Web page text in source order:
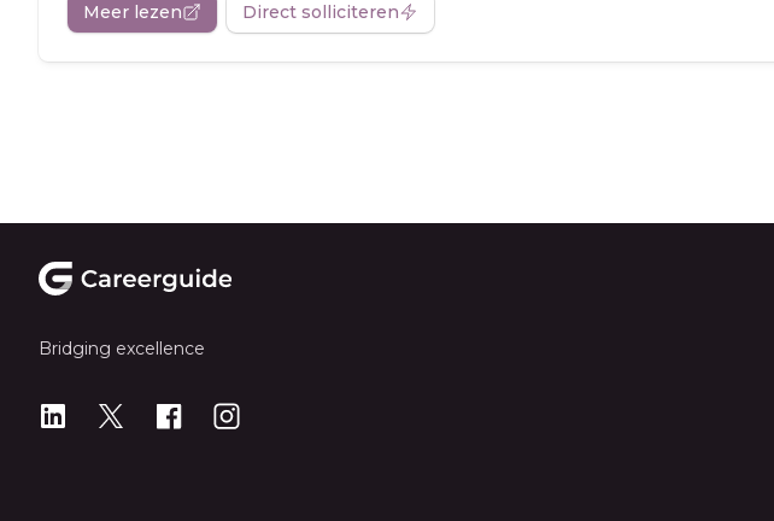
Meer lezen Direct solliciteren
Bridging excellence
LinkedIn
X Instagram